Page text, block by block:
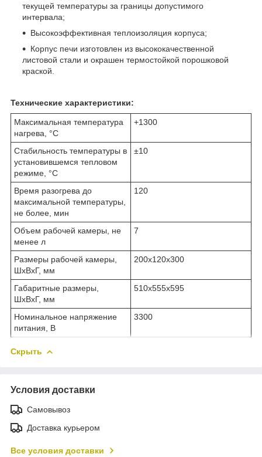
текущей температуры за границы допустимого
интервала;
Высокоэффективная теплоизоляция корпуса;
Корпус печи изготовлен из высококачественной
листовой стали и окрашен термостойкой порошковой
краской.
Технические характеристики:
Максимальная температура
нагрева, °С
+1300
Стабильность температуры в
установившемся тепловом
режиме, °С
±10
Время разогрева до
максимальной температуры,
не более, мин
120
Объем рабочей камеры, не
менее л
7
Размеры рабочей камеры,
ШхВхГ, мм
200х120х300
Габаритные размеры,
ШхВхГ, мм
510х555х595
Номинальное напряжение
питания, В
3300
Скрыть
Условия доставки
Самовывоз
Доставка курьером
Все условия доставки